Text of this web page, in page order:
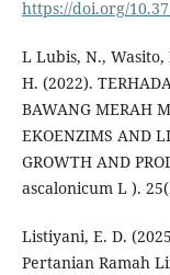
https://doi.org/
L Lubis, N.,
H. (2022).
BAWANG MERAH
EKOENZIMS AND
GROWTH AND
ascalonicum L ).
Listiyani, E. D.
Pertanian Ramah